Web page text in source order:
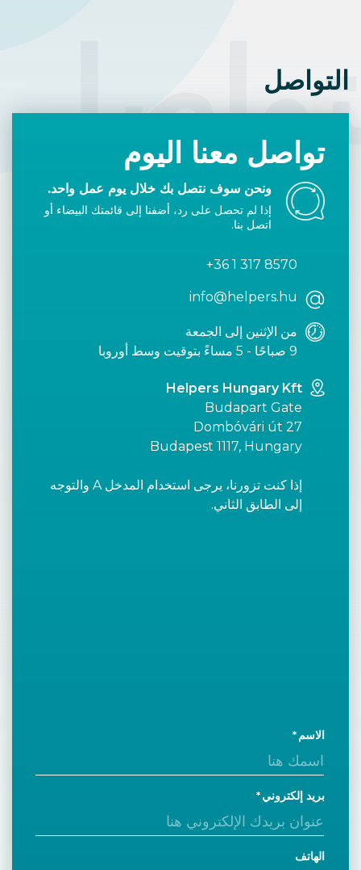
التواصل
تواصل معنا اليوم
ونحن سوف نتصل بك خلال يوم عمل واحد.
إذا لم تحصل على رد، أضفنا إلى قائمتك البيضاء أو
اتصل بنا.
+36 1 317 8570
info@helpers.hu
من الإثنين إلى الجمعة
9 صباحًا - 5 مساءً بتوقيت وسط أوروبا
Helpers Hungary Kft
Budapart Gate
Dombóvári út 27
Budapest 1117, Hungary
إذا كنت تزورنا، يرجى استخدام المدخل A والتوجه
إلى الطابق الثاني.
الاسم
بريد إلكتروني
الهاتف